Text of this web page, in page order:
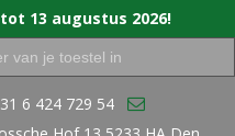
6 424 729 54
13 augustus 2026!